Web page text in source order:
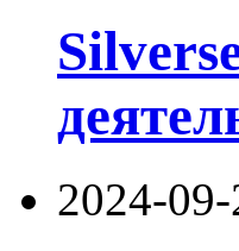
2024-